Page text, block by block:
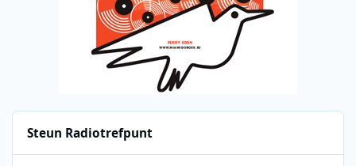
Steun Radiotrefpunt